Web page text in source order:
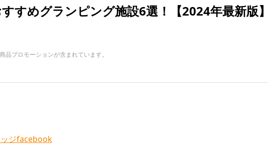
すめグランピング施設6選！【2024年最新版
品プロモーションが含まれています。
ジfacebook